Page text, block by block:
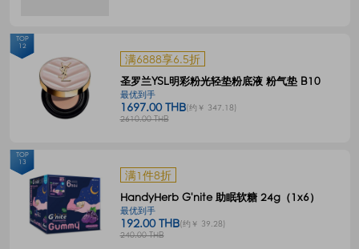
满6888享6.5折
圣罗兰YSL明彩粉光轻垫粉底液 粉气垫 B10
最优到手
1697.00 THB(约￥ 347.18)
2610.00 THB
TOP
12
满1件8折
HandyHerb G'nite 助眠软糖 24g（1x6）
最优到手
192.00 THB(约￥ 39.28)
240.00 THB
TOP
13